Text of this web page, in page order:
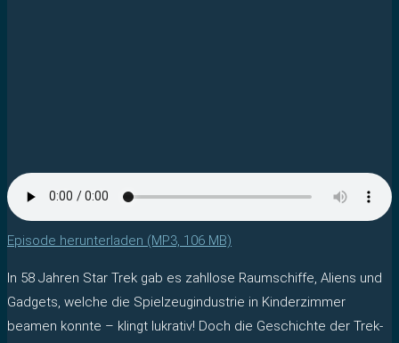
Episode herunterladen (MP3, 106 MB)
In 58 Jahren Star Trek gab es zahllose Raumschiffe, Aliens und
Gadgets, welche die Spielzeugindustrie in Kinderzimmer
beamen konnte – klingt lukrativ! Doch die Geschichte der Trek-